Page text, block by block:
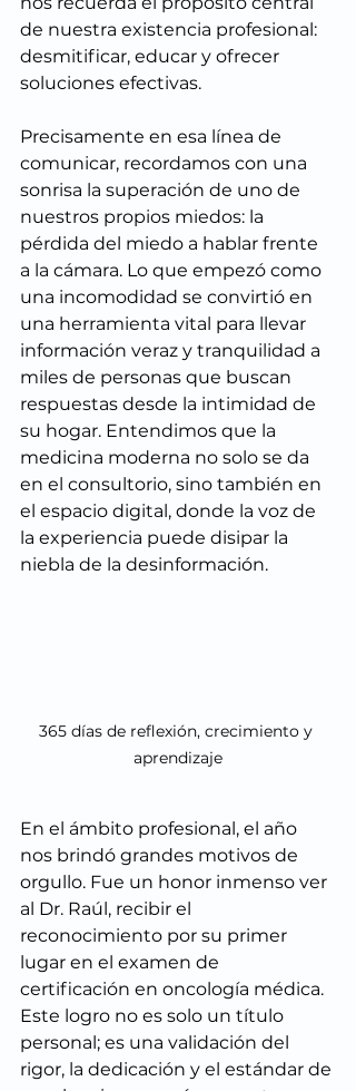
de nuestra existencia profesional:
desmitificar, educar y ofrecer
soluciones efectivas.
Precisamente en esa línea de
comunicar, recordamos con una
sonrisa la superación de uno de
nuestros propios miedos: la
pérdida del miedo a hablar frente
a la cámara. Lo que empezó como
una incomodidad se convirtió en
una herramienta vital para llevar
información veraz y tranquilidad a
miles de personas que buscan
respuestas desde la intimidad de
su hogar. Entendimos que la
medicina moderna no solo se da
en el consultorio, sino también en
el espacio digital, donde la voz de
la experiencia puede disipar la
niebla de la desinformación.
365 días de reflexión, crecimiento y
aprendizaje
En el ámbito profesional, el año
nos brindó grandes motivos de
orgullo. Fue un honor inmenso ver
al Dr. Raúl, recibir el
reconocimiento por su primer
lugar en el examen de
certificación en oncología médica.
Este logro no es solo un título
personal; es una validación del
rigor, la dedicación y el estándar de